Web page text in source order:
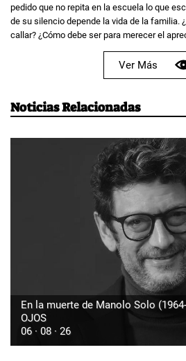
pedido que no repita en la escuela lo que
de su silencio depende la vida de la familia.
callar? ¿Cómo debe ser para merecer el
Ver Más
Noticias Relacionadas
En la muerte de Manolo Solo
OJOS
06 · 08 · 26